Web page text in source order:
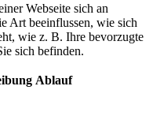
Webseite sich an
Art beeinflussen, wie sich
wie z. B. Ihre bevorzugte
sich befinden.
Ablauf